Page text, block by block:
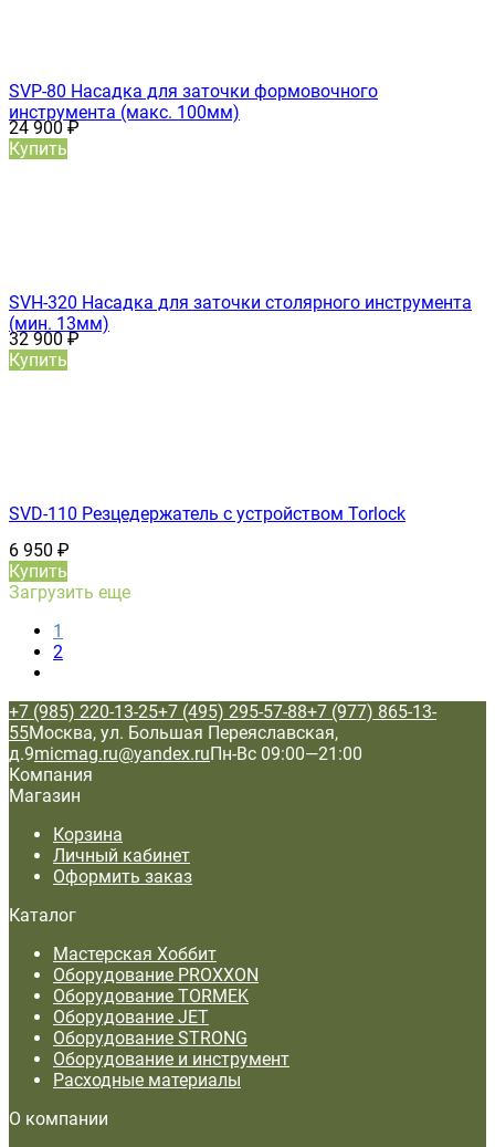
SVP-80 Насадка для заточки формовочного
инструмента (макс. 100мм)
24 900₽
Купить
SVH-320 Насадка для заточки столярного инструмента
(мин. 13мм)
32 900₽
Купить
SVD-110 Резцедержатель с устройством Torlock
6 950 ₽
Купить
Загрузить еще
1
2
+7 (985) 220-13-25+7 (495) 295-57-88+7 (977) 865-13-
55Москва, ул. Большая Переяславская,
д.9micmag.ru@yandex.ruПн-Вс 09:00—21:00
Компания
Магазин
Корзина
Личный кабинет
Оформить заказ
Каталог
Мастерская Хоббит
Оборудование PROXXON
Оборудование TORMEK
Оборудование JET
Оборудование STRONG
Оборудование и инструмент
Расходные материалы
О компании